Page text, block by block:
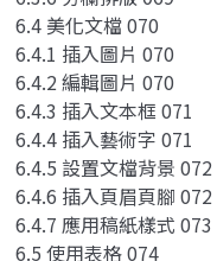
6.4 美化文檔 070
6.4.1 插入圖片 070
6.4.2 編輯圖片 070
6.4.3 插入文本框 071
6.4.4 插入藝術字 071
6.4.5 設置文檔背景 072
6.4.6 插入頁眉頁腳 072
6.4.7 應用稿紙樣式 073
6.5 使用表格 074